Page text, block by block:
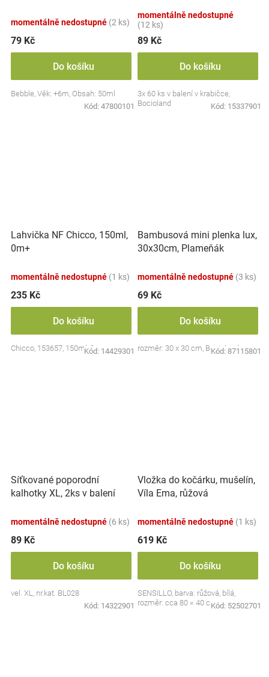
momentálně nedostupné (2 ks)
79 Kč
Do košíku
Bebble, Věk: +6m, Obsah: 50ml
Kód: 47800101
momentálně nedostupné
(12 ks)
89 Kč
Do košíku
3x 60 ks v balení v krabičce,
Bocioland
Kód: 15337901
Lahvička NF Chicco, 150ml,
0m+
momentálně nedostupné (1 ks)
235 Kč
Do košíku
Chicco, 153657, 150ml, 0m+
Kód: 14429301
Bambusová mini plenka lux,
30x30cm, Plameňák
momentálně nedostupné (3 ks)
69 Kč
Do košíku
rozměr: 30 x 30 cm, Bocioland
Kód: 87115801
Síťkované poporodní
kalhotky XL, 2ks v balení
momentálně nedostupné (6 ks)
89 Kč
Do košíku
vel. XL, nr.kat. BL028
Kód: 14322901
Vložka do kočárku, mušelín,
Víla Ema, růžová
momentálně nedostupné (1 ks)
619 Kč
Do košíku
SENSILLO, barva: růžová, bílá,
rozměr: cca 80 × 40 cmKód: 52502701